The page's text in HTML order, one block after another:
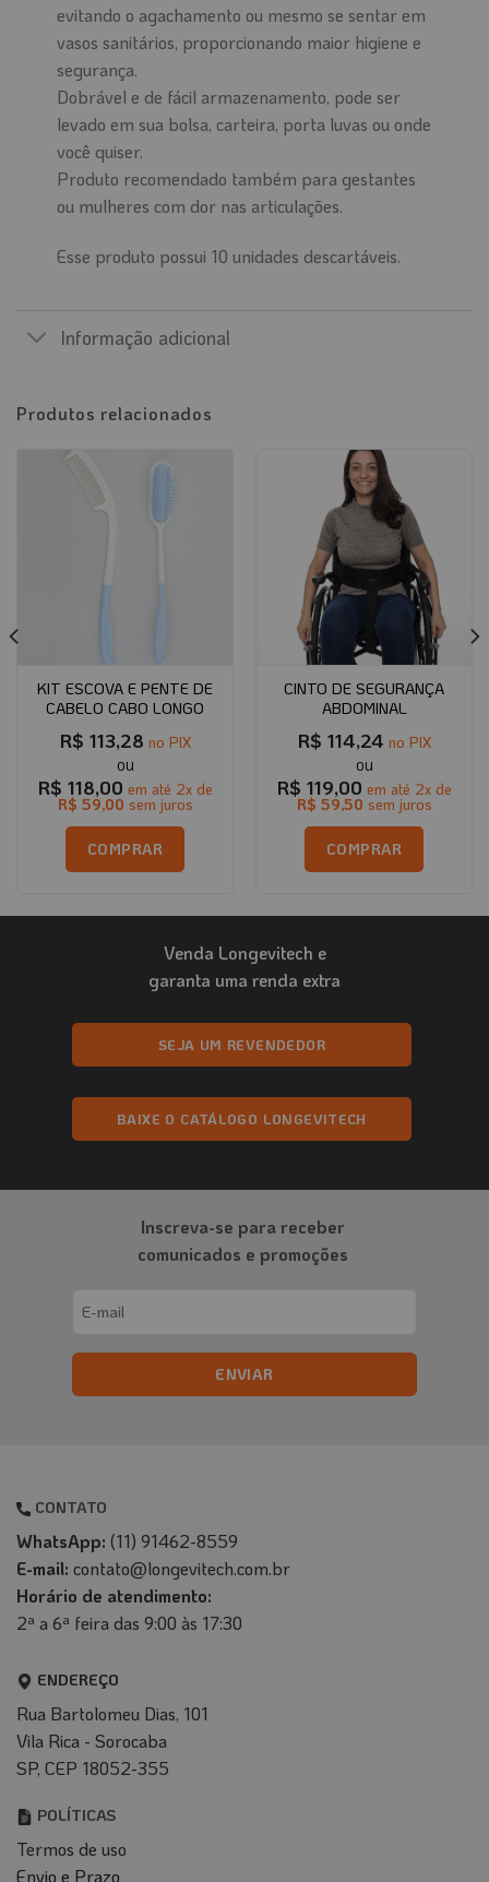
evitando o agachamento ou mesmo se sentar em
vasos sanitários, proporcionando maior higiene e
segurança.
Dobrável e de fácil armazenamento, pode ser
levado em sua bolsa, carteira, porta luvas ou onde
você quiser.
Produto recomendado também para gestantes
ou mulheres com dor nas articulações.
Esse produto possui 10 unidades descartáveis.
Informação adicional
Produtos relacionados
KIT ESCOVA E PENTE DE
CABELO CABO LONGO
R$ 113,28 no PIX
R$ 118,00 em até 2x de
R$ 59,00 sem juros
COMPRAR
CINTO DE SEGURANÇA
ABDOMINAL
R$ 114,24 no PIX
R$ 119,00 em até 2x de
R$ 59,50 sem juros
COMPRAR
Venda Longevitech e
garanta uma renda extra
SEJA UM REVENDEDOR
BAIXE O CATÁLOGO LONGEVITECH
Inscreva-se para receber
comunicados e promoções
CONTATO
WhatsApp: (11) 91462-8559
E-mail: contato@longevitech.com.br
Horário de atendimento:
2ª a 6ª feira das 9:00 às 17:30
ENDEREÇO
Rua Bartolomeu Dias, 101
Vila Rica - Sorocaba
SP, CEP 18052-355
POLÍTICAS
Termos de uso
Envio e Prazo